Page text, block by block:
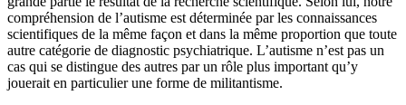
compréhension de l’autisme est déterminée par les connaissances
scientifiques de la même façon et dans la même proportion que toute
autre catégorie de diagnostic psychiatrique. L’autisme n’est pas un
cas qui se distingue des autres par un rôle plus important qu’y
jouerait en particulier une forme de militantisme.